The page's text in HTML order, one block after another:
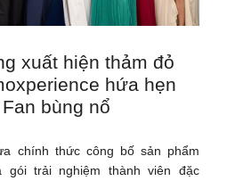
xuất hiện thảm đỏ
hứa hẹn
bùng nổ
chính thức công bố sản phẩm
gói trải nghiệm thành viên đặc